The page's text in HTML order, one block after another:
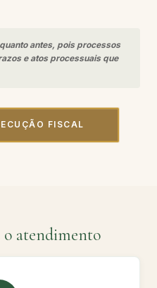
antes, pois processos
e atos processuais que
FISCAL
atendimento